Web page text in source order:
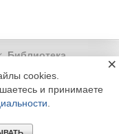
Библиотека
Реклама
+7 (495) 665-00-
cookies.
и принимаете
×